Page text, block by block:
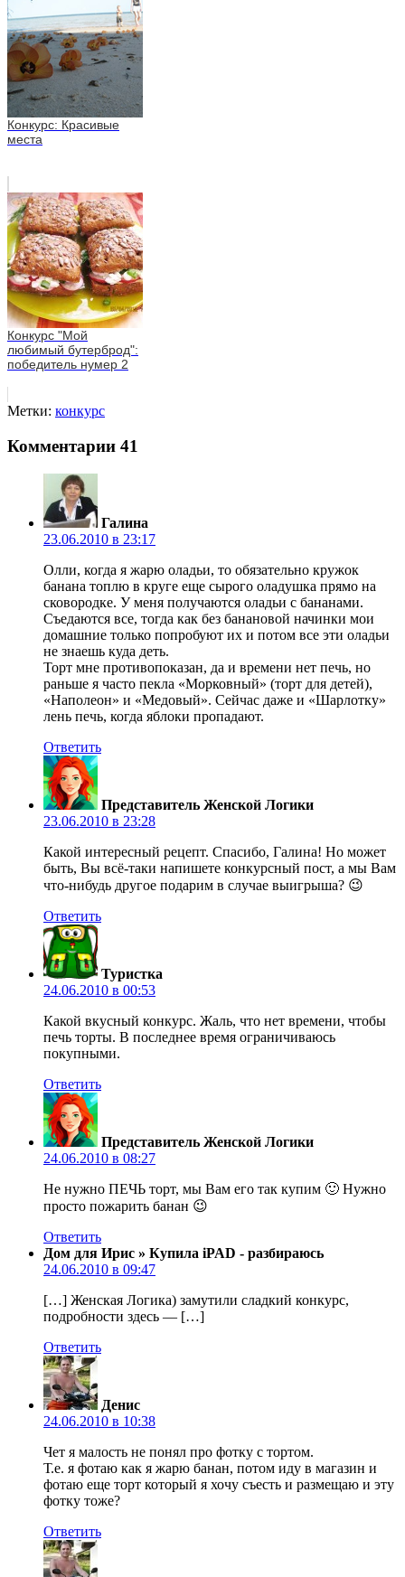
Конкурс: Красивые
места
Конкурс "Мой
любимый бутерброд":
победитель нумер 2
Метки: конкурс
Комментарии 41
Галина
23.06.2010 в 23:17
Олли, когда я жарю оладьи, то обязательно кружок
банана топлю в круге еще сырого оладушка прямо на
сковородке. У меня получаются оладьи с бананами.
Съедаются все, тогда как без банановой начинки мои
домашние только попробуют их и потом все эти оладьи
не знаешь куда деть.
Торт мне противопоказан, да и времени нет печь, но
раньше я часто пекла «Морковный» (торт для детей),
«Наполеон» и «Медовый». Сейчас даже и «Шарлотку»
лень печь, когда яблоки пропадают.
Ответить
Представитель Женской Логики
23.06.2010 в 23:28
Какой интересный рецепт. Спасибо, Галина! Но может
быть, Вы всё-таки напишете конкурсный пост, а мы Вам
что-нибудь другое подарим в случае выигрыша? 😉
Ответить
Туристка
24.06.2010 в 00:53
Какой вкусный конкурс. Жаль, что нет времени, чтобы
печь торты. В последнее время ограничиваюсь
покупными.
Ответить
Представитель Женской Логики
24.06.2010 в 08:27
Не нужно ПЕЧЬ торт, мы Вам его так купим 🙂 Нужно
просто пожарить банан 😉
Ответить
Дом для Ирис » Купила iPAD - разбираюсь
24.06.2010 в 09:47
[…] Женская Логика) замутили сладкий конкурс,
подробности здесь — […]
Ответить
Денис
24.06.2010 в 10:38
Чет я малость не понял про фотку с тортом.
Т.е. я фотаю как я жарю банан, потом иду в магазин и
фотаю еще торт который я хочу съесть и размещаю и эту
фотку тоже?
Ответить